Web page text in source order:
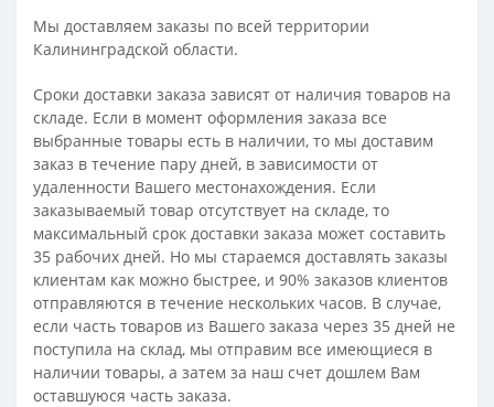
Мы доставляем заказы по всей территории
Калининградской области.
Сроки доставки заказа зависят от наличия товаров на
складе. Если в момент оформления заказа все
выбранные товары есть в наличии, то мы доставим
заказ в течение пару дней, в зависимости от
удаленности Вашего местонахождения. Если
заказываемый товар отсутствует на складе, то
максимальный срок доставки заказа может составить
35 рабочих дней. Но мы стараемся доставлять заказы
клиентам как можно быстрее, и 90% заказов клиентов
отправляются в течение нескольких часов. В случае,
если часть товаров из Вашего заказа через 35 дней не
поступила на склад, мы отправим все имеющиеся в
наличии товары, а затем за наш счет дошлем Вам
оставшуюся часть заказа.